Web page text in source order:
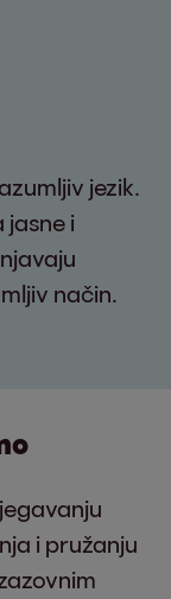
jezik.
jasne i
način.
i pružanju